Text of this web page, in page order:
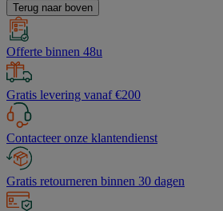
Terug naar boven
Offerte binnen 48u
Gratis levering vanaf €200
Contacteer onze klantendienst
Gratis retourneren binnen 30 dagen